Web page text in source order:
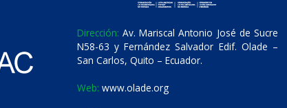
Dirección: Av. Mariscal Antonio José de Sucre
N58-63 y Fernández Salvador Edif. Olade –
San Carlos, Quito – Ecuador.
Web: www.olade.org